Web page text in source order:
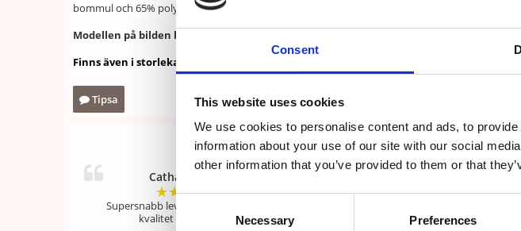
Consent
This website uses cookies
We use cookies to personalise content and ads, to
information about your use of our site with our social
other information that you’ve provided to them or that
Necessary Preferences
bommul och 65% polyester. Din komfort är vår prioritet!
Modellen på bilden bär 7XL.
Finns även i storlekarna XS-XXL. Se här!
Tipsa
Catharina Allo
★★★★★
Supersnabb leverans och alltid bra
kvalitet på era kläder
★★★★★